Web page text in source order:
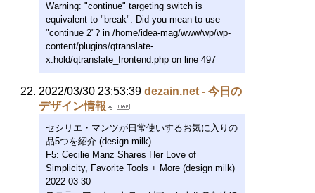
Warning: "continue" targeting switch is
equivalent to "break". Did you mean to use
"continue 2"? in /home/idea-mag/www/wp/wp-
content/plugins/qtranslate-
x.hold/qtranslate_frontend.php on line 497
2022/03/30 23:53:39 dezain.net - 今日の
デザイン情報
セシリエ・マンツが日常使いするお気に入りの
品5つを紹介 (design milk)
F5: Cecilie Manz Shares Her Love of
Simplicity, Favorite Tools + More (design milk)
2022-03-30